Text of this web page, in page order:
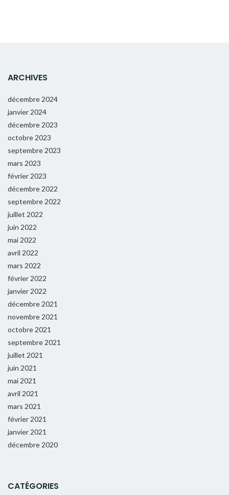
ARCHIVES
décembre 2024
janvier 2024
décembre 2023
octobre 2023
septembre 2023
mars 2023
février 2023
décembre 2022
septembre 2022
juillet 2022
juin 2022
mai 2022
avril 2022
mars 2022
février 2022
janvier 2022
décembre 2021
novembre 2021
octobre 2021
septembre 2021
juillet 2021
juin 2021
mai 2021
avril 2021
mars 2021
février 2021
janvier 2021
décembre 2020
CATÉGORIES